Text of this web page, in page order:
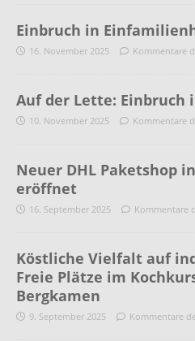
Einbruch in
16. November 2025 Kommentare
Auf der Lette: Einbruch
10. November 2025 Kommentare
Neuer DHL Paketshop
eröffnet
16. September 2025 Kommentare
Köstliche Vielfalt auf
Freie Plätze im
Bergkamen
9. September 2025 Kommentare